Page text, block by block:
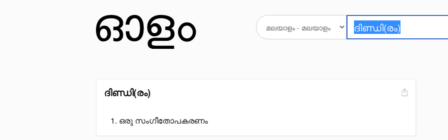
ദിണ്ഡി(രം)
ഒരു സംഗീതോപകരണം